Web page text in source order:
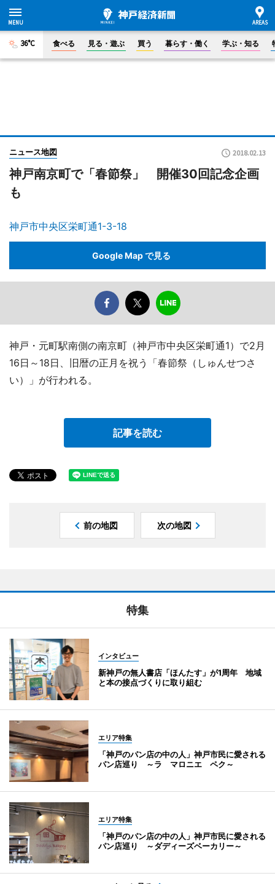
36°C 食べる 見る・遊ぶ 買う 暮らす・働く 学ぶ・知る
ニュース地図 2018.02.13
神戸南京町で「春節祭」 開催30回記念企画
も
神戸市中央区栄町通1-3-18
Google Map で見る
神戸・元町駅南側の南京町（神戸市中央区栄町通1）で2月
16日～18日、旧暦の正月を祝う「春節祭（しゅんせつさ
い）」が行われる。
記事を読む
前の地図 次の地図
特集
インタビュー
新神戸の無人書店「ほんたす」が1周年 地域
と本の接点づくりに取り組む
エリア特集
「神戸のパン店の中の人」神戸市民に愛される
パン店巡り ～ラ マロニエ ペク～
エリア特集
「神戸のパン店の中の人」神戸市民に愛される
パン店巡り ～ダディーズベーカリー～